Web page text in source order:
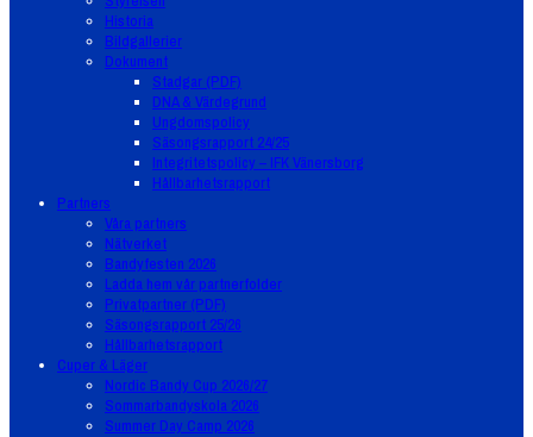
Historia
Bildgallerier
Dokument
Stadgar (PDF)
DNA & Värdegrund
Ungdomspolicy
Säsongsrapport 24/25
Integritetspolicy – IFK Vänersborg
Hållbarhetsrapport
Partners
Våra partners
Nätverket
Bandyfesten 2026
Ladda hem vår partnerfolder
Privatpartner (PDF)
Säsongsrapport 25/26
Hållbarhetsrapport
Cuper & Läger
Nordic Bandy Cup 2026/27
Sommarbandyskola 2026
Summer Day Camp 2026